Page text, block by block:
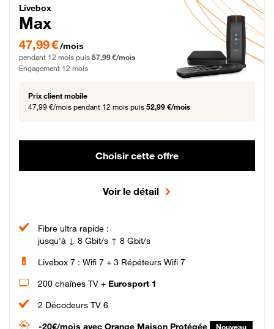
Livebox Max Fibre
Livebox
Max
47,99 € par mois pendant 12 mois puis 57,99 € par mois, Engagement 12 mois
47,99 €/mois
pendant 12 mois puis 57,99 €/mois
Engagement 12 mois
Prix client mobile
47,99 €/mois pendant 12 mois puis 52,99 €/mois
Choisir cette offre
Voir le détail
Fibre ultra rapide :
jusqu'à ↓ 8 Gbit/s ↑ 8 Gbit/s
Livebox 7 : Wifi 7 + 3 Répéteurs Wifi 7
200 chaînes TV + Eurosport 1
2 Décodeurs TV 6
-20€/mois avec Orange Maison Protégée Nouveau